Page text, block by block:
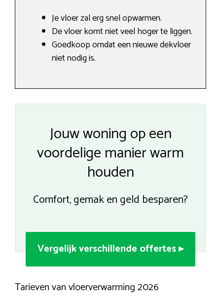
Je vloer zal erg snel opwarmen.
De vloer komt niet veel hoger te liggen.
Goedkoop omdat een nieuwe dekvloer
niet nodig is.
Jouw woning op een
voordelige manier warm
houden
Comfort, gemak en geld besparen?
Vergelijk verschillende offertes ▸
Tarieven van vloerverwarming 2026